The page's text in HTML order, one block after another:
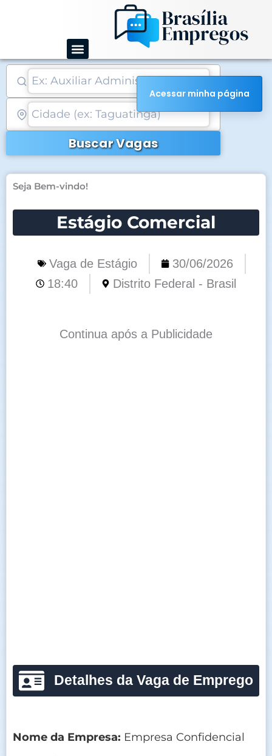
conteúdo
Buscar Vagas
Seja Bem-vindo!
Estágio Comercial
Vaga de Estágio
30/06/2026
18:40
Distrito Federal - Brasil
Continua após a Publicidade
Detalhes da Vaga de Emprego
Nome da Empresa: Empresa Confidencial
Acessar minha página